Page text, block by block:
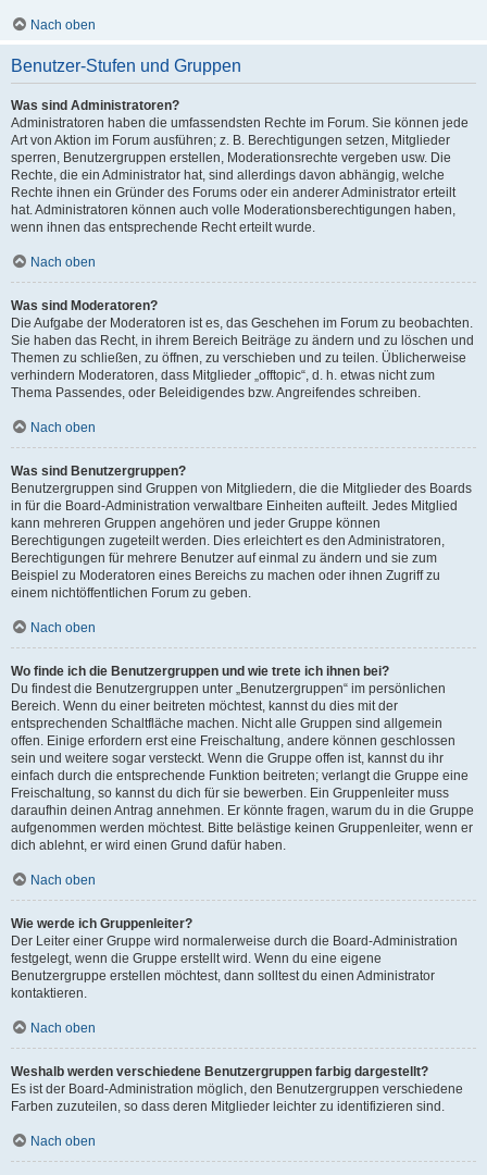
Nach oben
Benutzer-Stufen und Gruppen
Was sind Administratoren?
Administratoren haben die umfassendsten Rechte im Forum. Sie können jede
Art von Aktion im Forum ausführen; z. B. Berechtigungen setzen, Mitglieder
sperren, Benutzergruppen erstellen, Moderationsrechte vergeben usw. Die
Rechte, die ein Administrator hat, sind allerdings davon abhängig, welche
Rechte ihnen ein Gründer des Forums oder ein anderer Administrator erteilt
hat. Administratoren können auch volle Moderationsberechtigungen haben,
wenn ihnen das entsprechende Recht erteilt wurde.
Nach oben
Was sind Moderatoren?
Die Aufgabe der Moderatoren ist es, das Geschehen im Forum zu beobachten.
Sie haben das Recht, in ihrem Bereich Beiträge zu ändern und zu löschen und
Themen zu schließen, zu öffnen, zu verschieben und zu teilen. Üblicherweise
verhindern Moderatoren, dass Mitglieder „offtopic“, d. h. etwas nicht zum
Thema Passendes, oder Beleidigendes bzw. Angreifendes schreiben.
Nach oben
Was sind Benutzergruppen?
Benutzergruppen sind Gruppen von Mitgliedern, die die Mitglieder des Boards
in für die Board-Administration verwaltbare Einheiten aufteilt. Jedes Mitglied
kann mehreren Gruppen angehören und jeder Gruppe können
Berechtigungen zugeteilt werden. Dies erleichtert es den Administratoren,
Berechtigungen für mehrere Benutzer auf einmal zu ändern und sie zum
Beispiel zu Moderatoren eines Bereichs zu machen oder ihnen Zugriff zu
einem nichtöffentlichen Forum zu geben.
Nach oben
Wo finde ich die Benutzergruppen und wie trete ich ihnen bei?
Du findest die Benutzergruppen unter „Benutzergruppen“ im persönlichen
Bereich. Wenn du einer beitreten möchtest, kannst du dies mit der
entsprechenden Schaltfläche machen. Nicht alle Gruppen sind allgemein
offen. Einige erfordern erst eine Freischaltung, andere können geschlossen
sein und weitere sogar versteckt. Wenn die Gruppe offen ist, kannst du ihr
einfach durch die entsprechende Funktion beitreten; verlangt die Gruppe eine
Freischaltung, so kannst du dich für sie bewerben. Ein Gruppenleiter muss
daraufhin deinen Antrag annehmen. Er könnte fragen, warum du in die Gruppe
aufgenommen werden möchtest. Bitte belästige keinen Gruppenleiter, wenn er
dich ablehnt, er wird einen Grund dafür haben.
Nach oben
Wie werde ich Gruppenleiter?
Der Leiter einer Gruppe wird normalerweise durch die Board-Administration
festgelegt, wenn die Gruppe erstellt wird. Wenn du eine eigene
Benutzergruppe erstellen möchtest, dann solltest du einen Administrator
kontaktieren.
Nach oben
Weshalb werden verschiedene Benutzergruppen farbig dargestellt?
Es ist der Board-Administration möglich, den Benutzergruppen verschiedene
Farben zuzuteilen, so dass deren Mitglieder leichter zu identifizieren sind.
Nach oben